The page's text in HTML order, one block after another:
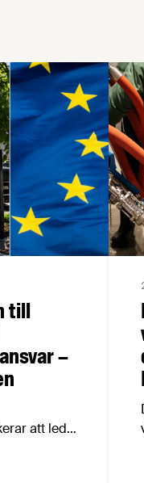
till
–
att leda